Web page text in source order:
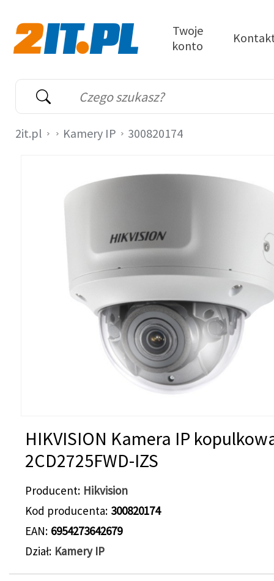
Wyszukiwarka
Słowo kluczowe
Twoje
konto
2it.pl Kamery IP 300820174
HIKVISION Kamera IP
2CD2725FWD-IZS
Producent Hikvision
Kod producenta 300820174
EAN 6954273642679
Dział Kamery IP